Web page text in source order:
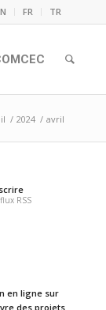
FR TR
/ 2024 / avril
RSS
en ligne sur
des projets